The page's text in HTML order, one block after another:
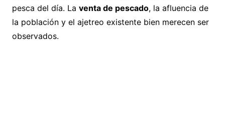
pesca del día. La venta de pescado, la afluencia de
la población y el ajetreo existente bien merecen ser
observados.